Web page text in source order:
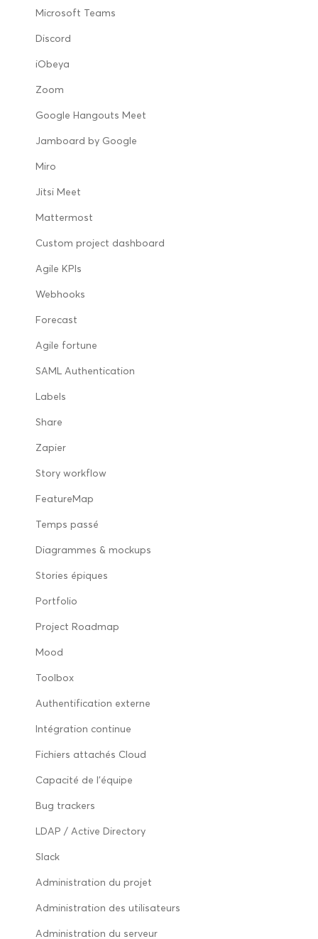
Microsoft Teams
Discord
iObeya
Zoom
Google Hangouts Meet
Jamboard by Google
Miro
Jitsi Meet
Mattermost
Custom project dashboard
Agile KPIs
Webhooks
Forecast
Agile fortune
SAML Authentication
Labels
Share
Zapier
Story workflow
FeatureMap
Temps passé
Diagrammes & mockups
Stories épiques
Portfolio
Project Roadmap
Mood
Toolbox
Authentification externe
Intégration continue
Fichiers attachés Cloud
Capacité de l’équipe
Bug trackers
LDAP / Active Directory
Slack
Administration du projet
Administration des utilisateurs
Administration du serveur